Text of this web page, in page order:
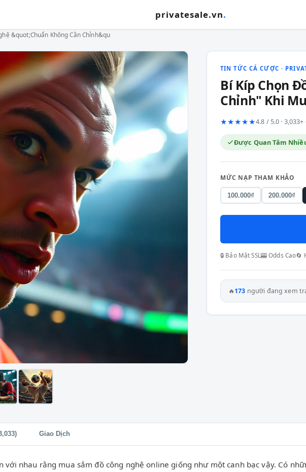
privatesale.vn.
&quot;Chuẩn Không Cần Chỉnh&qu
TIN TỨC CÁ CƯỢC ·
Bí Kíp Chọn
Chỉnh" Khi
★★★★★4.8 / 5.0 ·
Được Quan Tâm
MỨC NẠP THAM KHẢO
100.000₫ 200.000₫
🔒 Bảo Mật SSL🎰 Odds Cao🔄
🔥173 người đang xem
Giao Dịch
với nhau rằng mua sắm đồ công nghệ online giống như một canh bạc vậy. Có